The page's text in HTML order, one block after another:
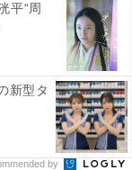
が“殺すな”と
たりにして、す
分がどうすれば
いうか、その力
平“周
新型タ
by